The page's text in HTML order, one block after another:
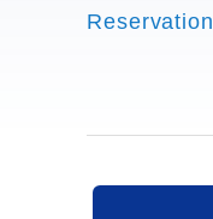
Reservation